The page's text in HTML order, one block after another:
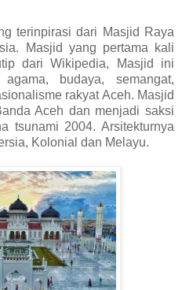
terinpirasi dari Masjid Raya
Masjid yang pertama kali
dari Wikipedia, Masjid ini
budaya, semangat,
rakyat Aceh. Masjid
Aceh dan menjadi saksi
tsunami 2004. Arsitekturnya
Kolonial dan Melayu.